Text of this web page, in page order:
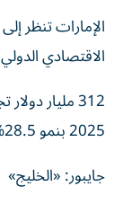
الإمارات تنظر
الاقتصادي الدولي
312 مليار
2025 بنمو 28.5%
جايبور: «الخليج»